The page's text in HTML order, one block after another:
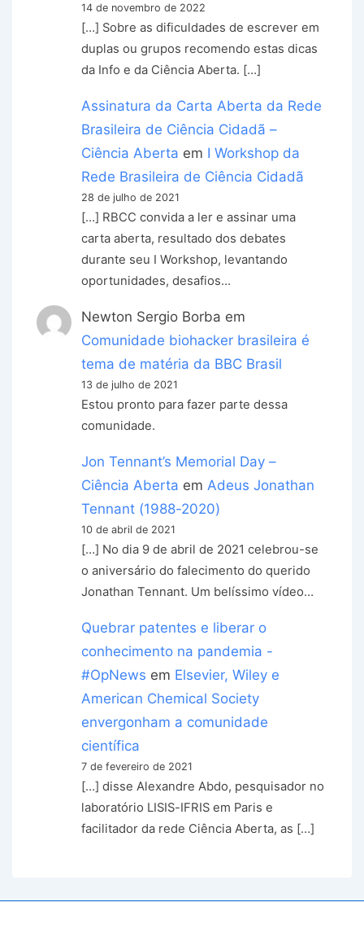
14 de novembro de 2022
[…] Sobre as dificuldades de escrever em
duplas ou grupos recomendo estas dicas
da Info e da Ciência Aberta. […]
Assinatura da Carta Aberta da Rede
Brasileira de Ciência Cidadã –
Ciência Aberta em I Workshop da
Rede Brasileira de Ciência Cidadã
28 de julho de 2021
[…] RBCC convida a ler e assinar uma
carta aberta, resultado dos debates
durante seu I Workshop, levantando
oportunidades, desafios…
Newton Sergio Borba em
Comunidade biohacker brasileira é
tema de matéria da BBC Brasil
13 de julho de 2021
Estou pronto para fazer parte dessa
comunidade.
Jon Tennant’s Memorial Day –
Ciência Aberta em Adeus Jonathan
Tennant (1988-2020)
10 de abril de 2021
[…] No dia 9 de abril de 2021 celebrou-se
o aniversário do falecimento do querido
Jonathan Tennant. Um belíssimo vídeo…
Quebrar patentes e liberar o
conhecimento na pandemia -
#OpNews em Elsevier, Wiley e
American Chemical Society
envergonham a comunidade
científica
7 de fevereiro de 2021
[…] disse Alexandre Abdo, pesquisador no
laboratório LISIS-IFRIS em Paris e
facilitador da rede Ciência Aberta, as […]